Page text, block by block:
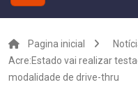
Pagina inicial
Acre:Estado vai realizar
modalidade de drive-thru